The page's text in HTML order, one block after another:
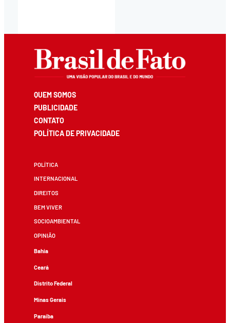
QUEM SOMOS
PUBLICIDADE
CONTATO
POLÍTICA DE PRIVACIDADE
POLÍTICA
INTERNACIONAL
DIREITOS
BEM VIVER
SOCIOAMBIENTAL
OPINIÃO
Bahia
Ceará
Distrito Federal
Minas Gerais
Paraíba